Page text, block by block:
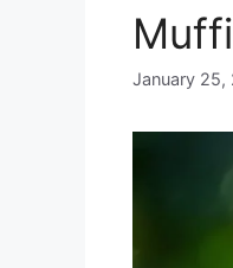
January 25,